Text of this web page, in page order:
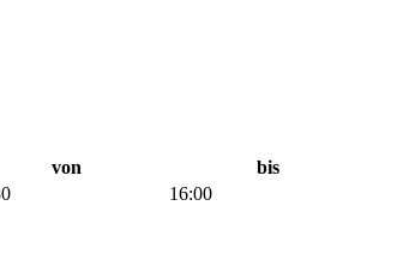
von
bis
16:00